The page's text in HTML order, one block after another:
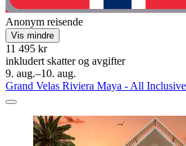
Anonym reisende
Vis mindre
11 495 kr
inkludert skatter og avgifter
9. aug.–10. aug.
Grand Velas Riviera Maya - All Inclusive